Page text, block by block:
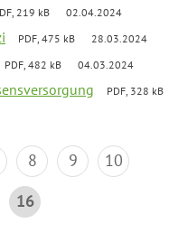
219 kB 02.04.2024
PDF, 475 kB 28.03.2024
PDF, 482 kB 04.03.2024
PDF, 328 kB
8 9
10
16